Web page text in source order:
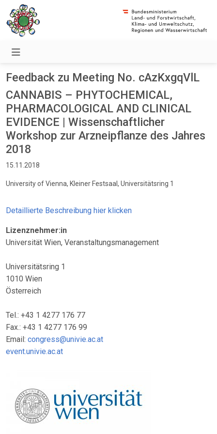
Feedback zu Meeting No. cAzKxgqVlL
CANNABIS – PHYTOCHEMICAL,
PHARMACOLOGICAL AND CLINICAL
EVIDENCE | Wissenschaftlicher
Workshop zur Arzneipflanze des Jahres
2018
15.11.2018
University of Vienna, Kleiner Festsaal, Universitätsring 1
Detaillierte Beschreibung hier klicken
Lizenznehmer:in
Universität Wien, Veranstaltungsmanagement
Universitätsring 1
1010 Wien
Österreich
Tel.: +43 1 4277 176 77
Fax.: +43 1 4277 176 99
Email: congress@univie.ac.at
event.univie.ac.at